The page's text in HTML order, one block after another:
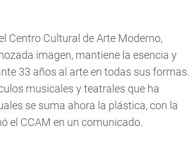
Centro Cultural de Arte Moderno,
imagen, mantiene la esencia y
33 años al arte en todas sus formas.
musicales y teatrales que ha
se suma ahora la plástica, con la
el CCAM en un comunicado.